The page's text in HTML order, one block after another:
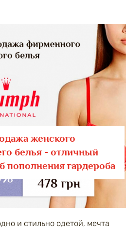
женского
белья - отличный
пополнения гардероба
и стильно одетой, мечта